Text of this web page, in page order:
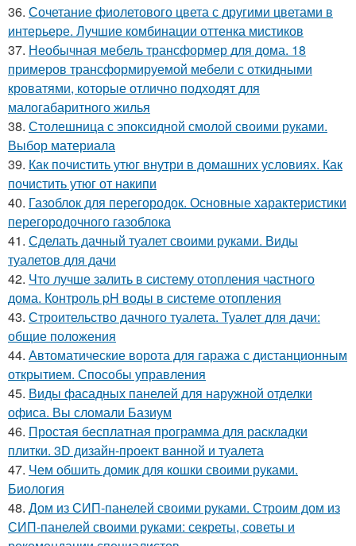
36. Сочетание фиолетового цвета с другими цветами в
интерьере. Лучшие комбинации оттенка мистиков
37. Необычная мебель трансформер для дома. 18
примеров трансформируемой мебели с откидными
кроватями, которые отлично подходят для
малогабаритного жилья
38. Столешница с эпоксидной смолой своими руками.
Выбор материала
39. Как почистить утюг внутри в домашних условиях. Как
почистить утюг от накипи
40. Газоблок для перегородок. Основные характеристики
перегородочного газоблока
41. Сделать дачный туалет своими руками. Виды
туалетов для дачи
42. Что лучше залить в систему отопления частного
дома. Контроль pH воды в системе отопления
43. Строительство дачного туалета. Туалет для дачи:
общие положения
44. Автоматические ворота для гаража с дистанционным
открытием. Способы управления
45. Виды фасадных панелей для наружной отделки
офиса. Вы сломали Базиум
46. Простая бесплатная программа для раскладки
плитки. 3D дизайн-проект ванной и туалета
47. Чем обшить домик для кошки своими руками.
Биология
48. Дом из СИП-панелей своими руками. Строим дом из
СИП-панелей своими руками: секреты, советы и